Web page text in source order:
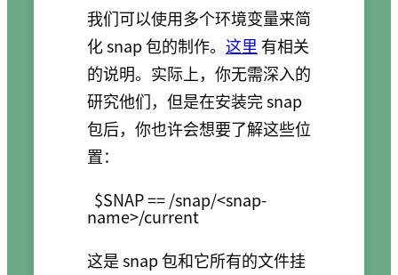
我们可以使用多个环境变量来简
化 snap 包的制作。 这里 有相关
的说明。实际上，你无需深入的
研究他们，但是在安装完 snap
包后，你也许会想要了解这些位
置：
$SNAP == /snap/<snap-
name>/current
这是 snap 包和它所有的文件挂